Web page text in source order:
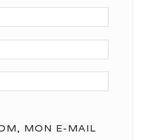
MON E-MAIL